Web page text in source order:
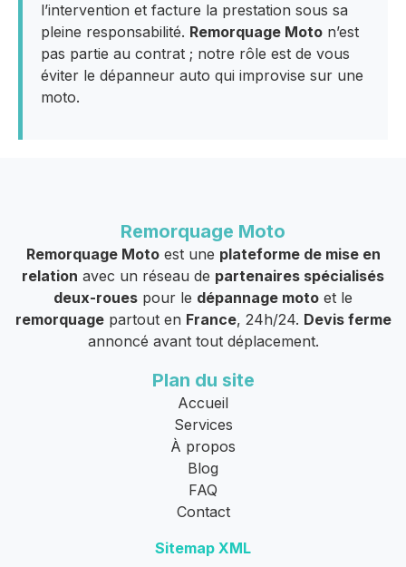
l’intervention et facture la prestation sous sa
pleine responsabilité. Remorquage Moto n’est
pas partie au contrat ; notre rôle est de vous
éviter le dépanneur auto qui improvise sur une
moto.
Remorquage Moto
Remorquage Motoest une plateforme de mise en
relation avec un réseau de partenaires spécialisés
deux-roues pour le dépannage moto et le
remorquagepartout en France, 24h/24. Devis ferme
annoncé avant tout déplacement.
Plan du site
Accueil
Services
À propos
Blog
FAQ
Contact
Sitemap XML